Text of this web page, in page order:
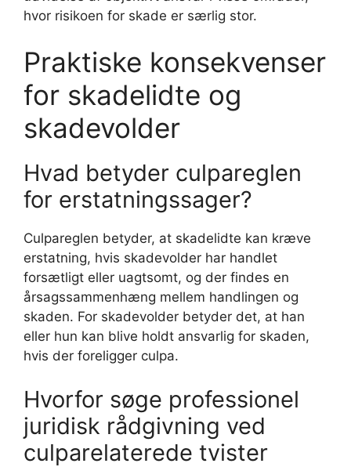
hvor risikoen for skade er særlig stor.
Praktiske konsekvenser
for skadelidte og
skadevolder
Hvad betyder culpareglen
for erstatningssager?
Culpareglen betyder, at skadelidte kan kræve
erstatning, hvis skadevolder har handlet
forsætligt eller uagtsomt, og der findes en
årsagssammenhæng mellem handlingen og
skaden. For skadevolder betyder det, at han
eller hun kan blive holdt ansvarlig for skaden,
hvis der foreligger culpa.
Hvorfor søge professionel
juridisk rådgivning ved
culparelaterede tvister